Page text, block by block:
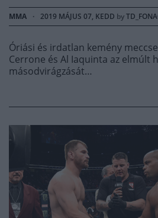
MMA · 2019 MÁJUS 07, KEDD by
Óriási és irdatlan kemény
Cerrone és Al Iaquinta az elmúlt
másodvirágzását…